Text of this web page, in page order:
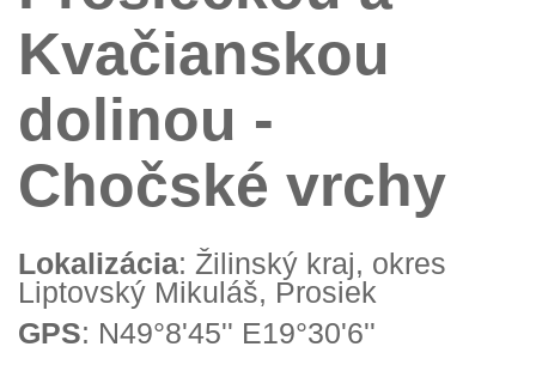
Kvačianskou
dolinou -
Chočské vrchy
Lokalizácia: Žilinský kraj, okres
Liptovský Mikuláš, Prosiek
GPS: N49°8'45'' E19°30'6''